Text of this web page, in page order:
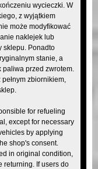
wycieczki. W
z wyjątkiem
może modyfikować
naklejek lub
sklepu. Ponadto
stanie, a
przed zwrotem.
zbiornikiem,
for refueling
except for necessary
by applying
shop's consent.
in original condition,
returning. If users do